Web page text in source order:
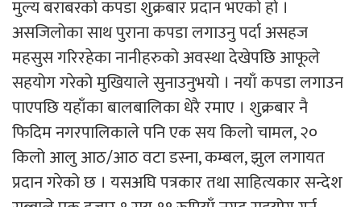
मुल्य बराबरको कपडा शुक्रबार प्रदान भएको हो ।
असजिलोका साथ पुराना कपडा लगाउनु पर्दा असहज
महसुस गरिरहेका नानीहरुको अवस्था देखेपछि आफूले
सहयोग गरेको मुखियाले सुनाउनुभयो । नयाँ कपडा लगाउन
पाएपछि यहाँका बालबालिका धेरै रमाए । शुक्रबार नै
फिदिम नगरपालिकाले पनि एक सय किलो चामल, २०
किलो आलु आठ/आठ वटा डस्ना, कम्बल, झुल लगायत
प्रदान गरेको छ । यसअघि पत्रकार तथा साहित्यकार सन्देश